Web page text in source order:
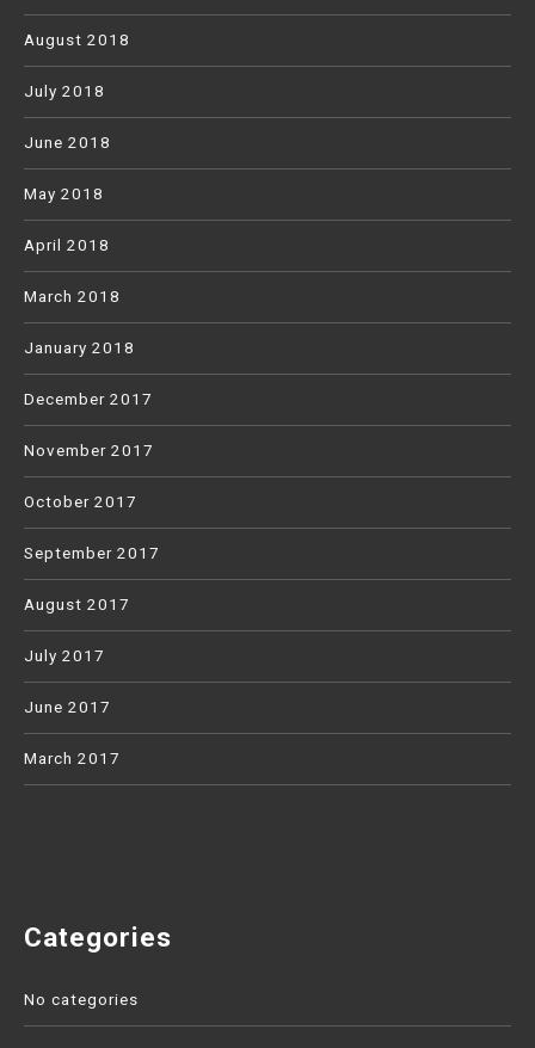
August 2018
July 2018
June 2018
May 2018
April 2018
March 2018
January 2018
December 2017
November 2017
October 2017
September 2017
August 2017
July 2017
June 2017
March 2017
Categories
No categories